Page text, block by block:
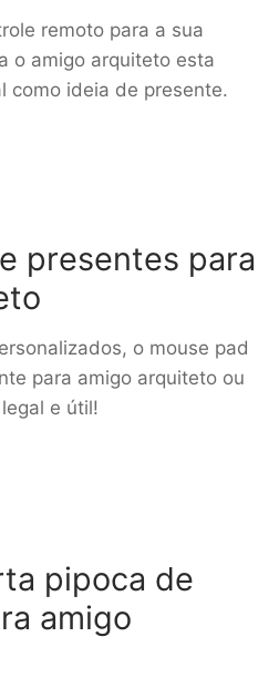
remoto para a sua
o amigo arquiteto esta
como ideia de presente.
presentes para
o mouse pad
para amigo arquiteto ou
e útil!
pipoca de
amigo